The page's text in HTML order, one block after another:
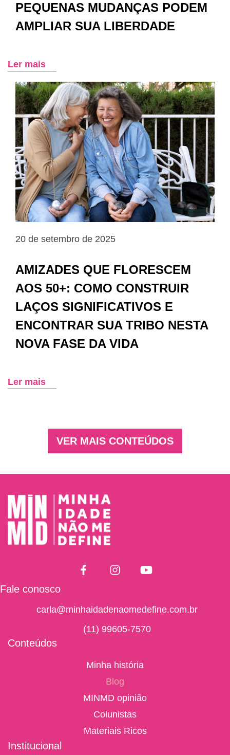
PEQUENAS MUDANÇAS PODEM
AMPLIAR SUA LIBERDADE
Ler mais
20 de setembro de 2025
AMIZADES QUE FLORESCEM
AOS 50+: COMO CONSTRUIR
LAÇOS SIGNIFICATIVOS E
ENCONTRAR SUA TRIBO NESTA
NOVA FASE DA VIDA
Ler mais
VER MAIS CONTEÚDOS
Fale conosco
carla@minhaidadenaomedefine.com.br
(11) 99605-7570
Conteúdos
Minha história
Blog
MINMD opinião
Colunistas
Materiais Ricos
Institucional